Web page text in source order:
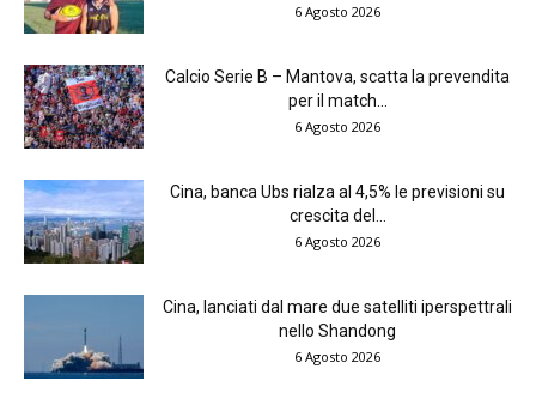
6 Agosto 2026
Calcio Serie B – Mantova, scatta la prevendita
per il match...
6 Agosto 2026
Cina, banca Ubs rialza al 4,5% le previsioni su
crescita del...
6 Agosto 2026
Cina, lanciati dal mare due satelliti iperspettrali
nello Shandong
6 Agosto 2026